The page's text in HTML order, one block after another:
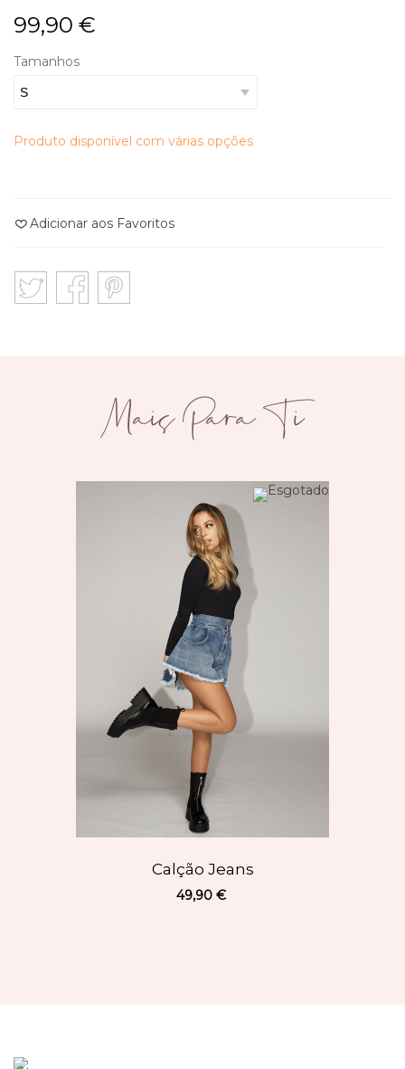
99,90 €
Tamanhos
Produto disponível com várias opções
Adicionar aos Favoritos
Mais Para Ti
Calção Jeans
49,90 €